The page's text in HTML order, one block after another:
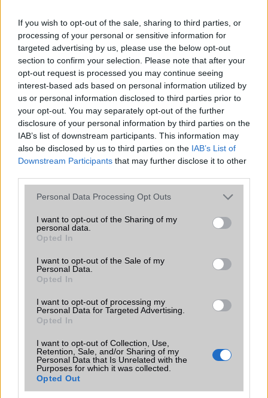
If you wish to opt-out of the sale, sharing to third parties, or
processing of your personal or sensitive information for
targeted advertising by us, please use the below opt-out
section to confirm your selection. Please note that after your
opt-out request is processed you may continue seeing
interest-based ads based on personal information utilized by
us or personal information disclosed to third parties prior to
your opt-out. You may separately opt-out of the further
disclosure of your personal information by third parties on the
IAB’s list of downstream participants. This information may
also be disclosed by us to third parties on the IAB’s List of
Downstream Participants that may further disclose it to other
Please note that this website/app uses one or more Google
not limited to your visit or usage behaviour. You may click to
grant or deny consent to Google and its third-party tags to
use your data for below specified purposes in below Google
consent section.
Personal Data Processing Opt Outs
I want to opt-out of the Sharing of my
personal data.
Opted In
I want to opt-out of the Sale of my
Personal Data.
Opted In
I want to opt-out of processing my
Personal Data for Targeted Advertising.
Opted In
I want to opt-out of Collection, Use,
Retention, Sale, and/or Sharing of my
Personal Data that Is Unrelated with the
Purposes for which it was collected.
Opted Out
Office alkalmazások alap szolgáltatás
Iránytũ ecompass
Extrák 24-bit/192kHz audio
EGYÉB
Vibra jelzés alap szolgáltatás
SIM típus nanoSIM
Funkciók
Brand Nincs
Védelem
Limited Edition Nincs
SAR